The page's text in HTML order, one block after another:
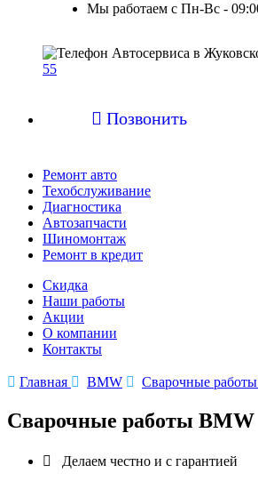
Мы работаем с Пн-Вc -
55
 Позвонить
Ремонт авто
Техобслуживание
Диагностика
Автозапчасти
Шиномонтаж
Ремонт в кредит
Скидка
Наши работы
Акции
О компании
Контакты
 Главная  BMW  Сварочные
Сварочные работы BMW
 Делаем честно и с гарантией